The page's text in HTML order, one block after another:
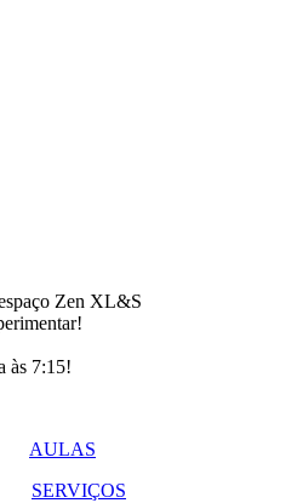
Zen XL&S
às 7:15!
AULAS
SERVIÇOS